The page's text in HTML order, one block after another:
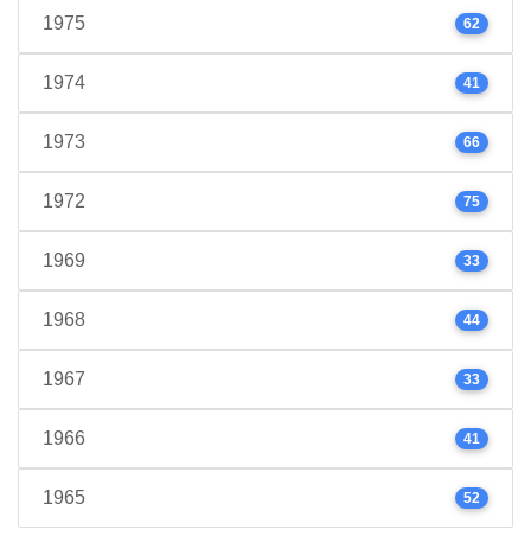
1975 62
1974 41
1973 66
1972 75
1969 33
1968 44
1967 33
1966 41
1965 52